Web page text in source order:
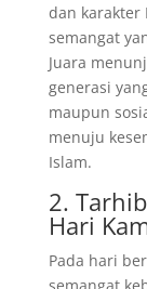
dan karakter
semangat
Juara
generasi
maupun
menuju
Islam.
2.
Hari
Pada hari
semangat